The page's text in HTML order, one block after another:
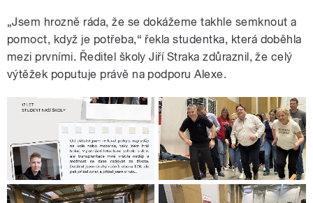
„Jsem hrozně ráda, že se dokážeme takhle semknout a
pomoct, když je potřeba,“ řekla studentka, která doběhla
mezi prvními. Ředitel školy Jiří Straka zdůraznil, že celý
výtěžek poputuje právě na podporu Alexe.